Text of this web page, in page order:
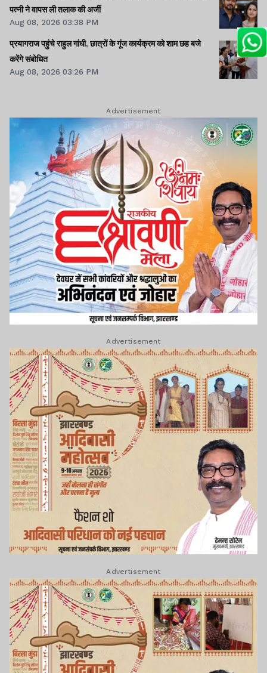
पत्नी ने वापस ली तलाक की अर्जी
Aug 08, 2026 03:38 PM
प्रयागराज पहुंचे राहुल गांधी, छात्रों के गूंज कार्यक्रम को शाम छह बजे
करेंगे संबोधित
Aug 08, 2026 03:26 PM
Advertisement
Advertisement
Advertisement